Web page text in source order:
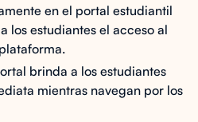
en el portal estudiantil
los estudiantes el acceso al
brinda a los estudiantes
mientras navegan por los